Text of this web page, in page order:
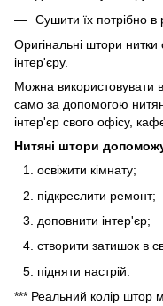
Сушити їх потрібно в
Оригінальні штори
інтер'єру.
Можна використовувати
само за допомогою
інтер'єр свого офісу,
Нитяні штори
освіжити кімнату;
підкреслити ремонт;
доповнити інтер'єр;
створити затишок в
підняти настрій.
*** Реальний колір штор